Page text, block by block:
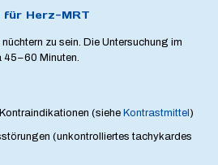
für Herz-MRT
zu sein. Die Untersuchung im
45–60 Minuten.
(siehe Kontrastmittel )
(unkontrolliertes tachykardes